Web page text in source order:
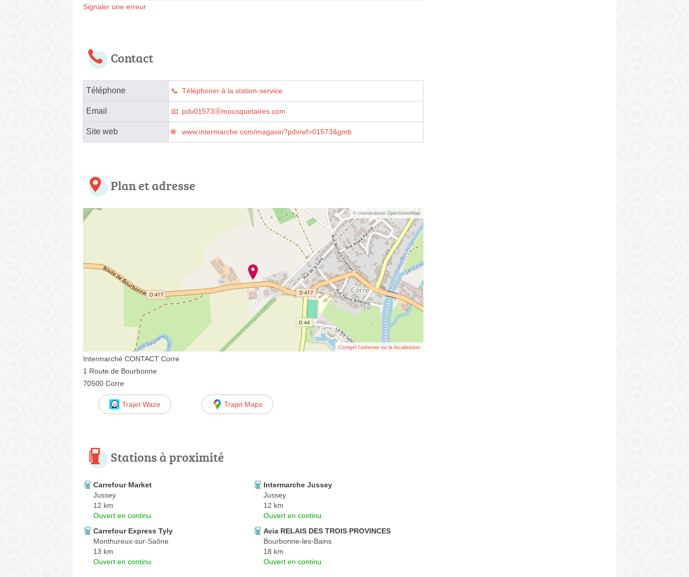
Signaler une erreur
Contact
Téléphone Téléphoner à la station-service
Email pdv01573ⓐmousquetaires.com
Site web www.intermarche.com/magasin?pdvref=01573&gmb
Plan et adresse
© contributeurs OpenStreetMap
Corriger l’adresse ou la localisation
Intermarché CONTACT Corre
1 Route de Bourbonne
70500 Corre
Trajet Waze Trajet Maps
Stations à proximité
Carrefour Market
Jussey
12 km
Ouvert en continu
Intermarche Jussey
Jussey
12 km
Ouvert en continu
Carrefour Express Tyly
Monthureux-sur-Saône
13 km
Ouvert en continu
Avia RELAIS DES TROIS PROVINCES
Bourbonne-les-Bains
18 km
Ouvert en continu